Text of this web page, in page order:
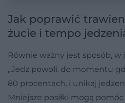
Jak poprawić
żucie i tempo
Równie ważny jest sposób, w
„Jedz powoli, do momentu
80 procentach, i unikaj
Mniejsze posiłki mogą